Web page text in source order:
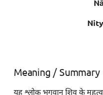
Meaning / Summary